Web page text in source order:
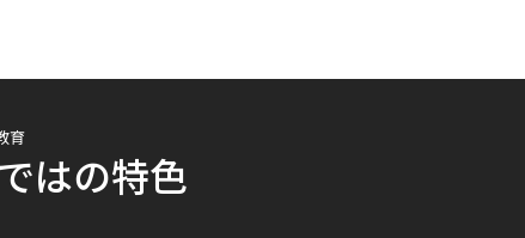
育
はの特色